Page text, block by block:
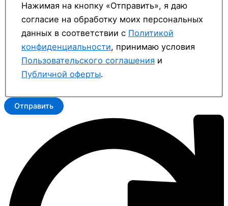
Нажимая на кнопку «Отправить», я даю
согласие на обработку моих персональных
данных в соответствии с Политикой
конфиденциальности, принимаю условия
Пользовательского соглашения и
Публичной оферты.
Отправить